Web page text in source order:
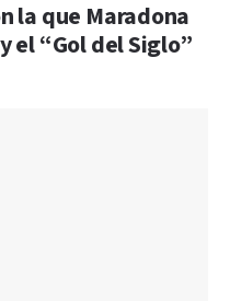
la que Maradona
el “Gol del Siglo”